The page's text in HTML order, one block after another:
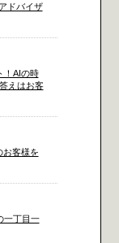
ドバイザ
！AIの時
えはお客
お客様を
一丁目一